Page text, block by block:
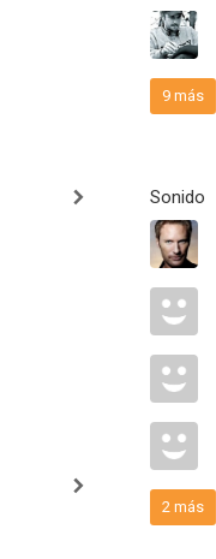
9 más
Sonido
2 más